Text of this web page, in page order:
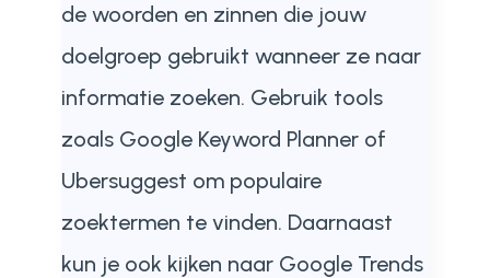
de woorden en zinnen die jouw
doelgroep gebruikt wanneer ze naar
informatie zoeken. Gebruik tools
zoals Google Keyword Planner of
Ubersuggest om populaire
zoektermen te vinden. Daarnaast
kun je ook kijken naar Google Trends